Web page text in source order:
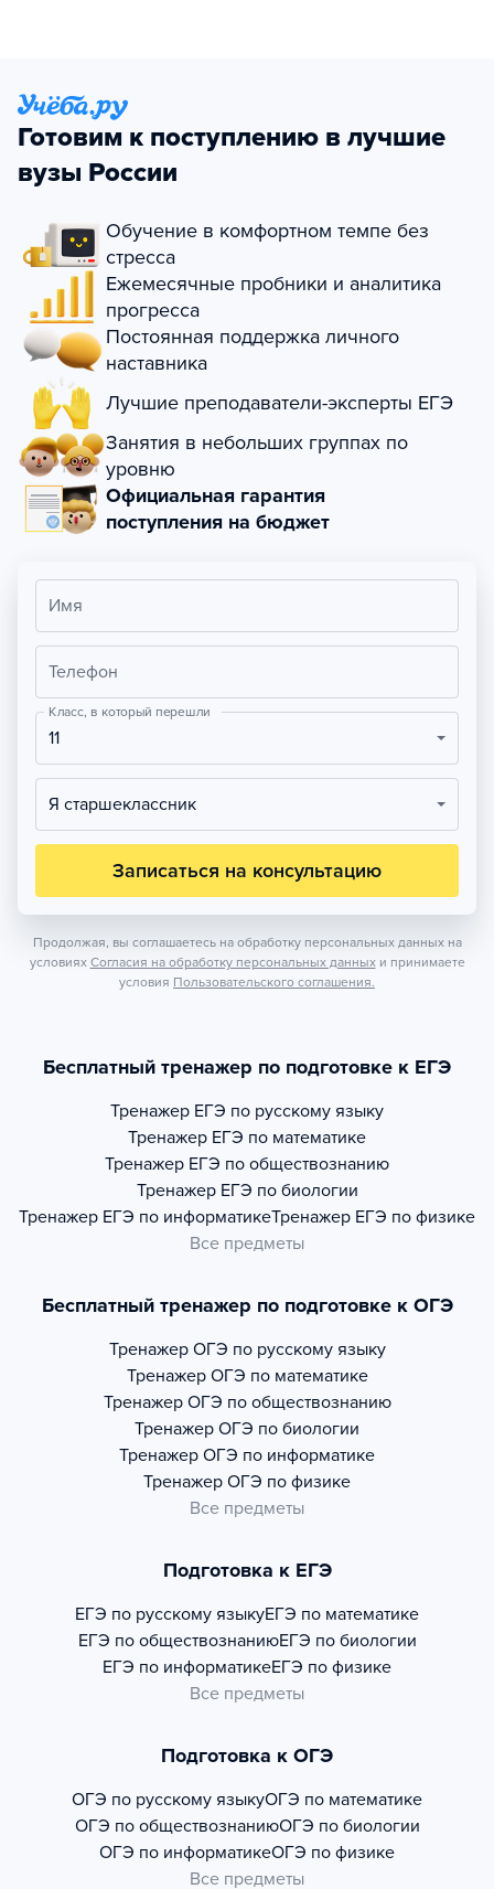
Готовим к поступлению в лучшие
вузы России
Обучение в комфортном темпе без
стресса
Ежемесячные пробники и аналитика
прогресса
Постоянная поддержка личного
наставника
Лучшие преподаватели-эксперты ЕГЭ
Занятия в небольших группах по
уровню
Официальная гарантия
поступления на бюджет
Имя
Телефон
Класс, в который перешли
11
Я старшеклассник
Записаться на консультацию
Продолжая, вы соглашаетесь на обработку персональных данных на
условиях Согласия на обработку персональных данных и принимаете
условия Пользовательского соглашения.
Бесплатный тренажер по подготовке к ЕГЭ
Тренажер ЕГЭ по русскому языку
Тренажер ЕГЭ по математике
Тренажер ЕГЭ по обществознанию
Тренажер ЕГЭ по биологии
Тренажер ЕГЭ по информатикеТренажер ЕГЭ по физике
Все предметы
Бесплатный тренажер по подготовке к ОГЭ
Тренажер ОГЭ по русскому языку
Тренажер ОГЭ по математике
Тренажер ОГЭ по обществознанию
Тренажер ОГЭ по биологии
Тренажер ОГЭ по информатике
Тренажер ОГЭ по физике
Все предметы
Подготовка к ЕГЭ
ЕГЭ по русскому языкуЕГЭ по математике
ЕГЭ по обществознаниюЕГЭ по биологии
ЕГЭ по информатикеЕГЭ по физике
Все предметы
Подготовка к ОГЭ
ОГЭ по русскому языкуОГЭ по математике
ОГЭ по обществознаниюОГЭ по биологии
ОГЭ по информатикеОГЭ по физике
Все предметы